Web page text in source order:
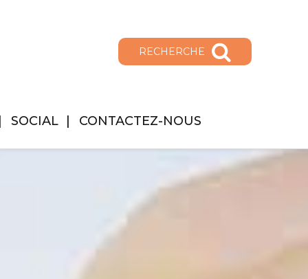
RECHERCHE
SOCIAL CONTACTEZ-NOUS